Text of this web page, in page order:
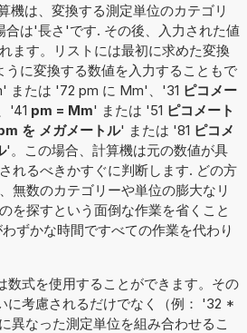
機は、変換する測定単位のカテゴリ
合は'長さ'です. その後、入力された値
ます。リストには最初に求めた変換
うに変換する数値を入力することもで
または '72 pm に Mm'、'31 ピコメー
'41 pm = Mm' または '51 ピコメート
を メガメートル' または '81 ピコメ
'。この場合、計算機は元の数値が具
れるべきかすぐに判断します. どの方
無数のカテゴリーや単位の膨大なリ
を探すという面倒な作業を省くこと
ずかな時間ですべての作業を代わり
数式を使用することができます。その
に考慮されるだけでなく（例： '32 *
異なった測定単位を組み合わせるこ